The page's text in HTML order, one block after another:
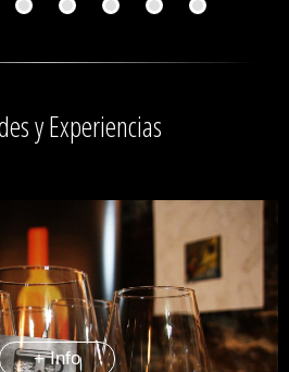
y Experiencias
+ Info